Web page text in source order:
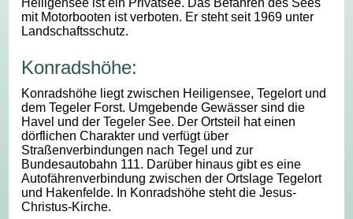
Heiligensee ist ein Privatsee. Das Befahren des Sees
mit Motorbooten ist verboten. Er steht seit 1969 unter
Landschaftsschutz.
Konradshöhe:
Konradshöhe liegt zwischen Heiligensee, Tegelort und
dem Tegeler Forst. Umgebende Gewässer sind die
Havel und der Tegeler See. Der Ortsteil hat einen
dörflichen Charakter und verfügt über
Straßenverbindungen nach Tegel und zur
Bundesautobahn 111. Darüber hinaus gibt es eine
Autofährenverbindung zwischen der Ortslage Tegelort
und Hakenfelde. In Konradshöhe steht die Jesus-
Christus-Kirche.